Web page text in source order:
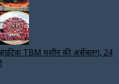
TBM मशीन की असेंबलिंग, 24